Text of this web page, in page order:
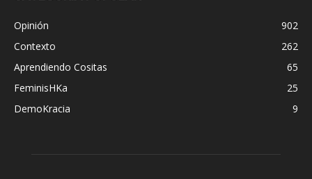
Opinión
902
Contexto
262
Aprendiendo Cositas
65
FeminisHKa
25
DemoKracia
9